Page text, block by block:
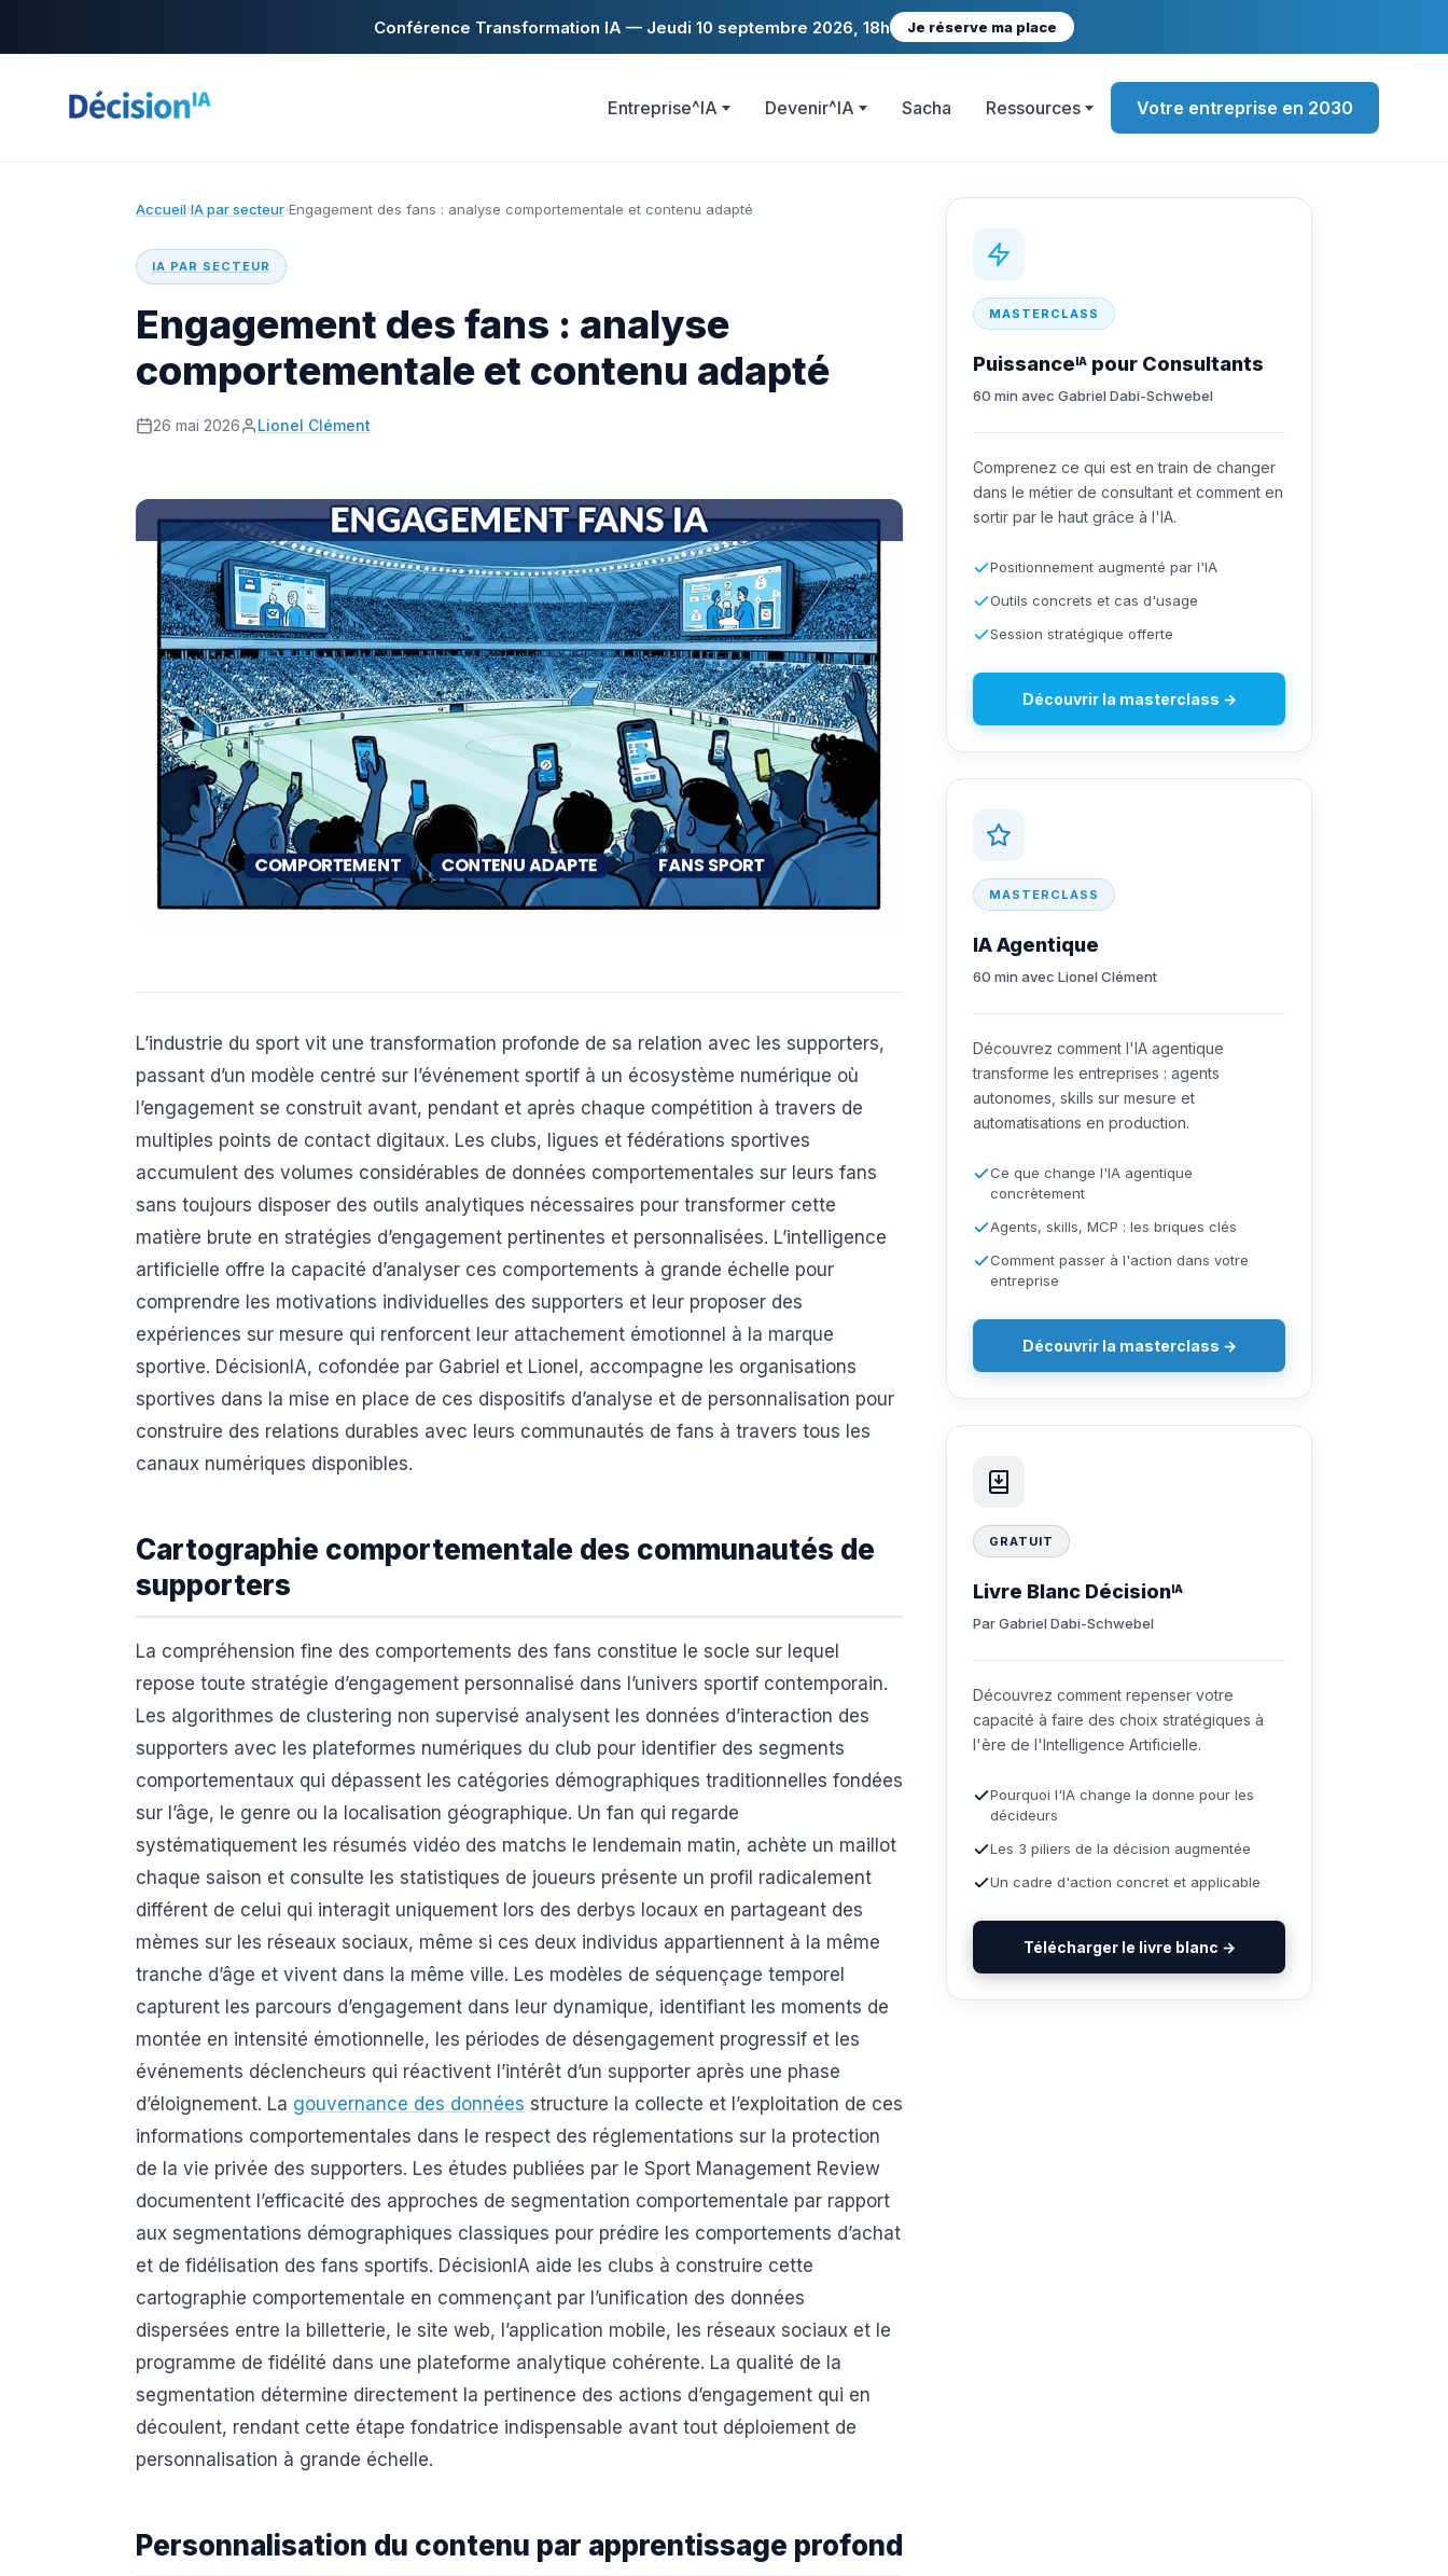
Conférence Transformation IA — Jeudi 10 septembre 2026, 18h Je réserve ma place
Entreprise^IA Devenir^IA Sacha Ressources Votre entreprise en 2030
Accueil›IA par secteur›Engagement des fans : analyse comportementale et contenu adapté
IA PAR SECTEUR
Engagement des fans : analyse
comportementale et contenu adapté
26 mai 2026 Lionel Clément
L’industrie du sport vit une transformation profonde de sa relation avec les supporters,
passant d’un modèle centré sur l’événement sportif à un écosystème numérique où
l’engagement se construit avant, pendant et après chaque compétition à travers de
multiples points de contact digitaux. Les clubs, ligues et fédérations sportives
accumulent des volumes considérables de données comportementales sur leurs fans
sans toujours disposer des outils analytiques nécessaires pour transformer cette
matière brute en stratégies d’engagement pertinentes et personnalisées. L’intelligence
artificielle offre la capacité d’analyser ces comportements à grande échelle pour
comprendre les motivations individuelles des supporters et leur proposer des
expériences sur mesure qui renforcent leur attachement émotionnel à la marque
sportive. DécisionIA, cofondée par Gabriel et Lionel, accompagne les organisations
sportives dans la mise en place de ces dispositifs d’analyse et de personnalisation pour
construire des relations durables avec leurs communautés de fans à travers tous les
canaux numériques disponibles.
Cartographie comportementale des communautés de
supporters
La compréhension fine des comportements des fans constitue le socle sur lequel
repose toute stratégie d’engagement personnalisé dans l’univers sportif contemporain.
Les algorithmes de clustering non supervisé analysent les données d’interaction des
supporters avec les plateformes numériques du club pour identifier des segments
comportementaux qui dépassent les catégories démographiques traditionnelles fondées
sur l’âge, le genre ou la localisation géographique. Un fan qui regarde
systématiquement les résumés vidéo des matchs le lendemain matin, achète un maillot
chaque saison et consulte les statistiques de joueurs présente un profil radicalement
différent de celui qui interagit uniquement lors des derbys locaux en partageant des
mèmes sur les réseaux sociaux, même si ces deux individus appartiennent à la même
tranche d’âge et vivent dans la même ville. Les modèles de séquençage temporel
capturent les parcours d’engagement dans leur dynamique, identifiant les moments de
montée en intensité émotionnelle, les périodes de désengagement progressif et les
événements déclencheurs qui réactivent l’intérêt d’un supporter après une phase
d’éloignement. La gouvernance des données structure la collecte et l’exploitation de ces
informations comportementales dans le respect des réglementations sur la protection
de la vie privée des supporters. Les études publiées par le Sport Management Review
documentent l’efficacité des approches de segmentation comportementale par rapport
aux segmentations démographiques classiques pour prédire les comportements d’achat
et de fidélisation des fans sportifs. DécisionIA aide les clubs à construire cette
cartographie comportementale en commençant par l’unification des données
dispersées entre la billetterie, le site web, l’application mobile, les réseaux sociaux et le
programme de fidélité dans une plateforme analytique cohérente. La qualité de la
segmentation détermine directement la pertinence des actions d’engagement qui en
découlent, rendant cette étape fondatrice indispensable avant tout déploiement de
personnalisation à grande échelle.
Personnalisation du contenu par apprentissage profond
MASTERCLASS
PuissanceIA pour Consultants
60 min avec Gabriel Dabi-Schwebel
Comprenez ce qui est en train de changer
dans le métier de consultant et comment en
sortir par le haut grâce à l'IA.
Positionnement augmenté par l'IA
Outils concrets et cas d'usage
Session stratégique offerte
Découvrir la masterclass →
MASTERCLASS
IA Agentique
60 min avec Lionel Clément
Découvrez comment l'IA agentique
transforme les entreprises : agents
autonomes, skills sur mesure et
automatisations en production.
Ce que change l'IA agentique
concrètement
Agents, skills, MCP : les briques clés
Comment passer à l'action dans votre
entreprise
Découvrir la masterclass →
GRATUIT
Livre Blanc DécisionIA
Par Gabriel Dabi-Schwebel
Découvrez comment repenser votre
capacité à faire des choix stratégiques à
l'ère de l'Intelligence Artificielle.
Pourquoi l'IA change la donne pour les
décideurs
Les 3 piliers de la décision augmentée
Un cadre d'action concret et applicable
Télécharger le livre blanc →